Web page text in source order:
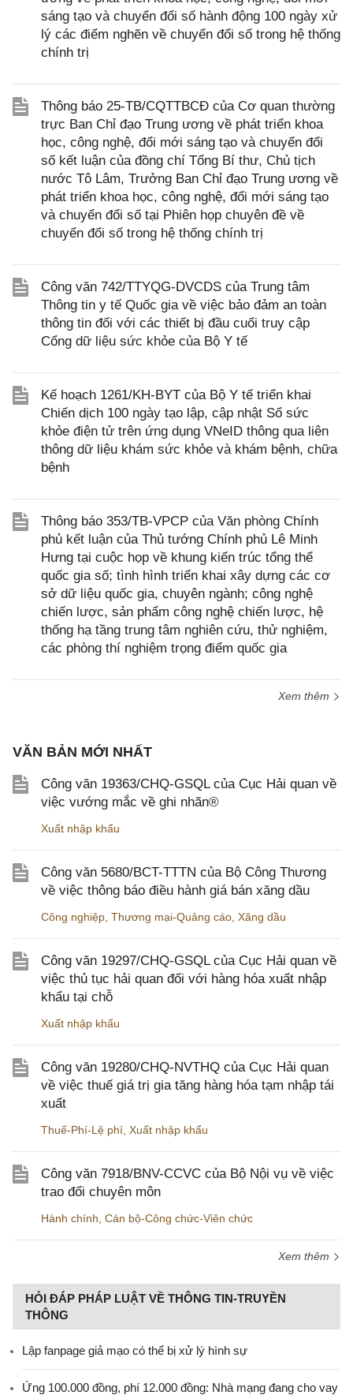
sáng tạo và chuyển đổi số hành động 100 ngày xử
lý các điểm nghẽn về chuyển đổi số trong hệ thống
chính trị
Thông báo 25-TB/CQTTBCĐ của Cơ quan thường
trực Ban Chỉ đạo Trung ương về phát triển khoa
học, công nghệ, đổi mới sáng tạo và chuyển đổi
số kết luận của đồng chí Tổng Bí thư, Chủ tịch
nước Tô Lâm, Trưởng Ban Chỉ đạo Trung ương về
phát triển khoa học, công nghệ, đổi mới sáng tạo
và chuyển đổi số tại Phiên họp chuyên đề về
chuyển đổi số trong hệ thống chính trị
Công văn 742/TTYQG-DVCDS của Trung tâm
Thông tin y tế Quốc gia về việc bảo đảm an toàn
thông tin đối với các thiết bị đầu cuối truy cập
Cổng dữ liệu sức khỏe của Bộ Y tế
Kế hoạch 1261/KH-BYT của Bộ Y tế triển khai
Chiến dịch 100 ngày tạo lập, cập nhật Sổ sức
khỏe điện tử trên ứng dụng VNeID thông qua liên
thông dữ liệu khám sức khỏe và khám bệnh, chữa
bệnh
Thông báo 353/TB-VPCP của Văn phòng Chính
phủ kết luận của Thủ tướng Chính phủ Lê Minh
Hưng tại cuộc họp về khung kiến trúc tổng thể
quốc gia số; tình hình triển khai xây dựng các cơ
sở dữ liệu quốc gia, chuyên ngành; công nghệ
chiến lược, sản phẩm công nghệ chiến lược, hệ
thống hạ tầng trung tâm nghiên cứu, thử nghiệm,
các phòng thí nghiệm trọng điểm quốc gia
Xem thêm
VĂN BẢN MỚI NHẤT
Công văn 19363/CHQ-GSQL của Cục Hải quan về
việc vướng mắc về ghi nhãn®
Xuất nhập khẩu
Công văn 5680/BCT-TTTN của Bộ Công Thương
về việc thông báo điều hành giá bán xăng dầu
Công nghiệp Thương mại-Quảng cáo Xăng dầu
Công văn 19297/CHQ-GSQL của Cục Hải quan về
việc thủ tục hải quan đối với hàng hóa xuất nhập
khẩu tại chỗ
Xuất nhập khẩu
Công văn 19280/CHQ-NVTHQ của Cục Hải quan
về việc thuế giá trị gia tăng hàng hóa tạm nhập tái
xuất
Thuế-Phí-Lệ phí Xuất nhập khẩu
Công văn 7918/BNV-CCVC của Bộ Nội vụ về việc
trao đổi chuyên môn
Hành chính Cán bộ-Công chức-Viên chức
Xem thêm
HỎI ĐÁP PHÁP LUẬT VỀ THÔNG TIN-TRUYỀN
THÔNG
Lập fanpage giả mạo có thể bị xử lý hình sự
Ứng 100.000 đồng, phí 12.000 đồng: Nhà mạng đang cho vay